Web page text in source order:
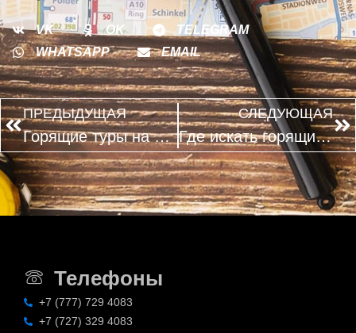
VK OK
TELEGRAM
WHATSAPP
EMAIL
ПРЕДЫДУЩАЯ
Горящие туры на Мальдивы летом: миф или реальность?
СЛЕДУЮЩАЯ
Где искать горящие туры в Индию на ноябрь и декабрь?
Телефоны
+7 (777) 729 4083
+7 (727) 329 4083